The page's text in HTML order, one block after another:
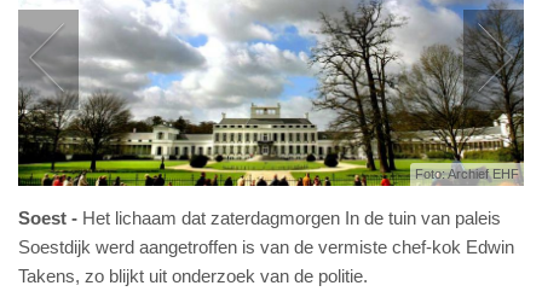
Foto: Archief EHF
Soest
Het lichaam dat zaterdagmorgen In de tuin van paleis
Soestdijk werd aangetroffen is van de vermiste chef-kok Edwin
Takens, zo blijkt uit onderzoek van de politie.